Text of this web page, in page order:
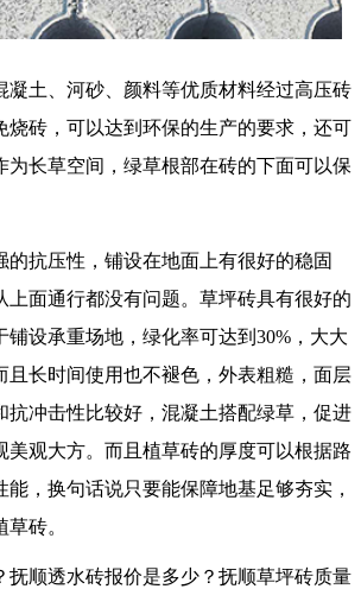
凝土、河砂、颜料等优质材料经过高压砖
烧砖，可以达到环保的生产的要求，还可
为长草空间，绿草根部在砖的下面可以保
的抗压性，铺设在地面上有很好的稳固
上面通行都没有问题。草坪砖具有很好的
铺设承重场地，绿化率可达到 30% ，大大
且长时间使用也不褪色，外表粗糙，面层
抗冲击性比较好，混凝土搭配绿草，促进
美观大方。而且植草砖的厚度可以根据路
，换句话说只要能保障地基足够夯实，
砖。
抚顺透水砖报价是多少？抚顺草坪砖质量